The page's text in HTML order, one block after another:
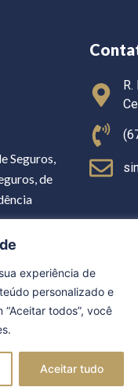
experiência de
personalizado e
todos”, você
Aceitar tudo
Seguros,
de